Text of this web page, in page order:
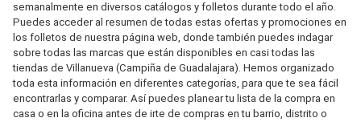
semanalmente en diversos catálogos y folletos durante todo el año.
Puedes acceder al resumen de todas estas ofertas y promociones en
los folletos de nuestra página web, donde también puedes indagar
sobre todas las marcas que están disponibles en casi todas las
tiendas de Villanueva (Campiña de Guadalajara). Hemos organizado
toda esta información en diferentes categorías, para que te sea fácil
encontrarlas y comparar. Así puedes planear tu lista de la compra en
casa o en la oficina antes de irte de compras en tu barrio, distrito o